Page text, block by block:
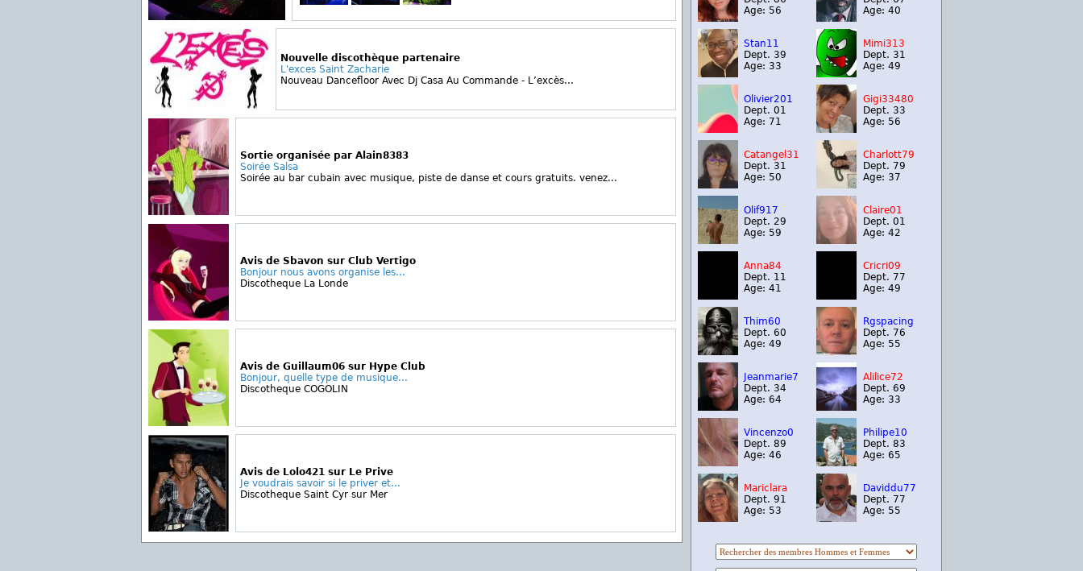
Nouvelle discothèque partenaire
L'exces Saint Zacharie
Nouveau Dancefloor Avec Dj Casa Au Commande - L’excès...
Sortie organisée par Alain8383
Soirée Salsa
Soirée au bar cubain avec musique, piste de danse et cours gratuits. venez...
Avis de Sbavon sur Club Vertigo
Bonjour nous avons organise les...
Discotheque La Londe
Avis de Guillaum06 sur Hype Club
Bonjour, quelle type de musique...
Discotheque COGOLIN
Avis de Lolo421 sur Le Prive
Je voudrais savoir si le priver et...
Discotheque Saint Cyr sur Mer
Age: 56
Age: 40
Stan11
Dept. 39
Age: 33
Mimi313
Dept. 31
Age: 49
Olivier201
Dept. 01
Age: 71
Gigi33480
Dept. 33
Age: 56
Catangel31
Dept. 31
Age: 50
Charlott79
Dept. 79
Age: 37
Olif917
Dept. 29
Age: 59
Claire01
Dept. 01
Age: 42
Anna84
Dept. 11
Age: 41
Cricri09
Dept. 77
Age: 49
Thim60
Dept. 60
Age: 49
Rgspacing
Dept. 76
Age: 55
Jeanmarie7
Dept. 34
Age: 64
Alilice72
Dept. 69
Age: 33
Vincenzo0
Dept. 89
Age: 46
Philipe10
Dept. 83
Age: 65
Mariclara
Dept. 91
Age: 53
Daviddu77
Dept. 77
Age: 55